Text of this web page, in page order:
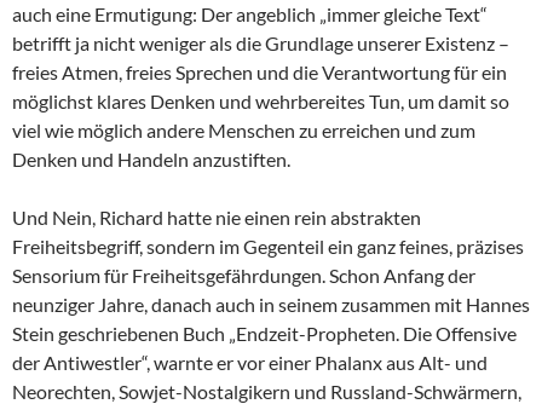
auch eine Ermutigung: Der angeblich „immer gleiche Text“
betrifft ja nicht weniger als die Grundlage unserer Existenz –
freies Atmen, freies Sprechen und die Verantwortung für ein
möglichst klares Denken und wehrbereites Tun, um damit so
viel wie möglich andere Menschen zu erreichen und zum
Denken und Handeln anzustiften.
Und Nein, Richard hatte nie einen rein abstrakten
Freiheitsbegriff, sondern im Gegenteil ein ganz feines, präzises
Sensorium für Freiheitsgefährdungen. Schon Anfang der
neunziger Jahre, danach auch in seinem zusammen mit Hannes
Stein geschriebenen Buch „Endzeit-Propheten. Die Offensive
der Antiwestler“, warnte er vor einer Phalanx aus Alt- und
Neorechten, Sowjet-Nostalgikern und Russland-Schwärmern,